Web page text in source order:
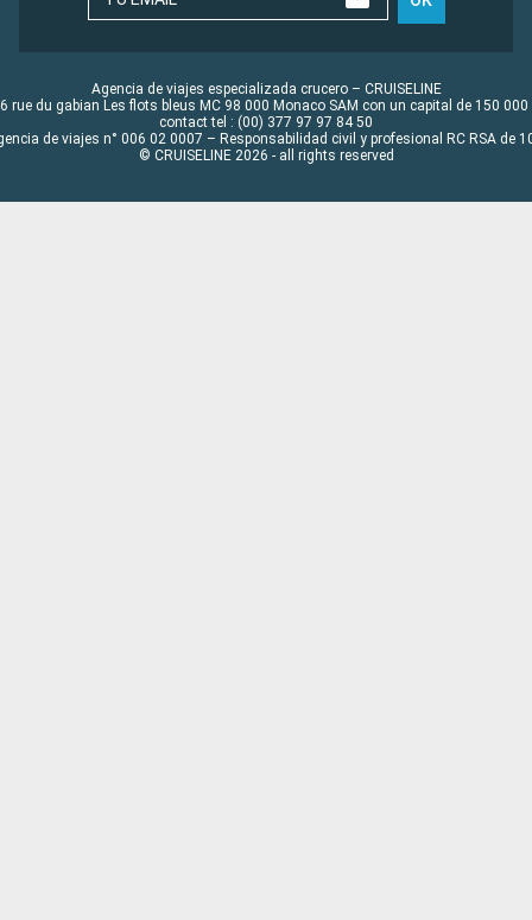
Agencia de viajes especializada crucero – CRUISELINE
rue du gabian Les flots bleus MC 98 000 Monaco SAM con un capital de 150 000
contact tel : (00) 377 97 97 84 50
de viajes n° 006 02 0007 – Responsabilidad civil y profesional RC RSA de
© CRUISELINE 2026 - all rights reserved